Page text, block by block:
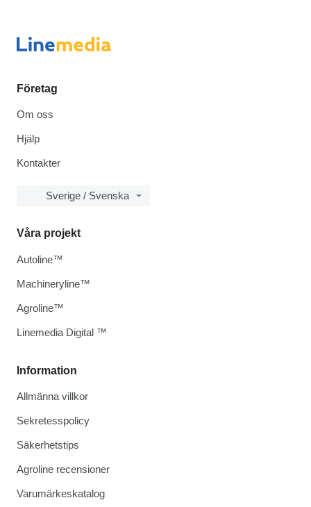
Företag
Om oss
Hjälp
Kontakter
Sverige / Svenska
Information
Allmänna villkor
Sekretesspolicy
Säkerhetstips
Agroline recensioner
Varumärkeskatalog
Våra projekt
Autoline™
Machineryline™
Agroline™
Linemedia Digital ™